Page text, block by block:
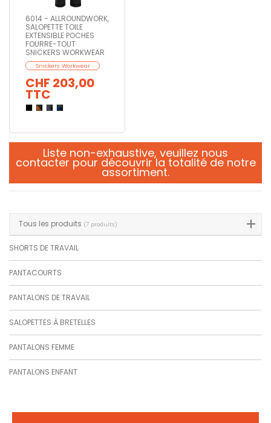
6014 - ALLROUNDWORK,
SALOPETTE TOILE
EXTENSIBLE POCHES
FOURRE-TOUT
SNICKERS WORKWEAR
Snickers Workwear
CHF 203,00
TTC
Liste non-exhaustive, veuillez nous
contacter pour découvrir la totalité de notre
assortiment.
Tous les produits (7 produits)
SHORTS DE TRAVAIL
PANTACOURTS
PANTALONS DE TRAVAIL
SALOPETTES À BRETELLES
PANTALONS FEMME
PANTALONS ENFANT